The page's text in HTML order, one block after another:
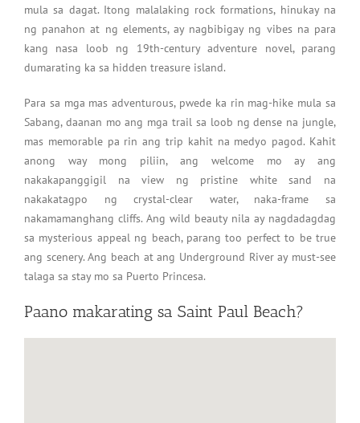
mula sa dagat. Itong malalaking rock formations, hinukay na
ng panahon at ng elements, ay nagbibigay ng vibes na para
kang nasa loob ng 19th-century adventure novel, parang
dumarating ka sa hidden treasure island.
Para sa mga mas adventurous, pwede ka rin mag-hike mula sa
Sabang, daanan mo ang mga trail sa loob ng dense na jungle,
mas memorable pa rin ang trip kahit na medyo pagod. Kahit
anong way mong piliin, ang welcome mo ay ang
nakakapanggigil na view ng pristine white sand na
nakakatagpo ng crystal-clear water, naka-frame sa
nakamamanghang cliffs. Ang wild beauty nila ay nagdadagdag
sa mysterious appeal ng beach, parang too perfect to be true
ang scenery. Ang beach at ang Underground River ay must-see
talaga sa stay mo sa Puerto Princesa.
Paano makarating sa Saint Paul Beach?